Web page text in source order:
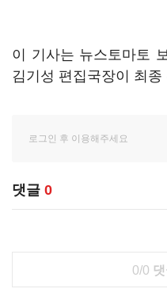
이 기사는 뉴스토마토
김기성 편집국장이 최종
댓글 0
0/0